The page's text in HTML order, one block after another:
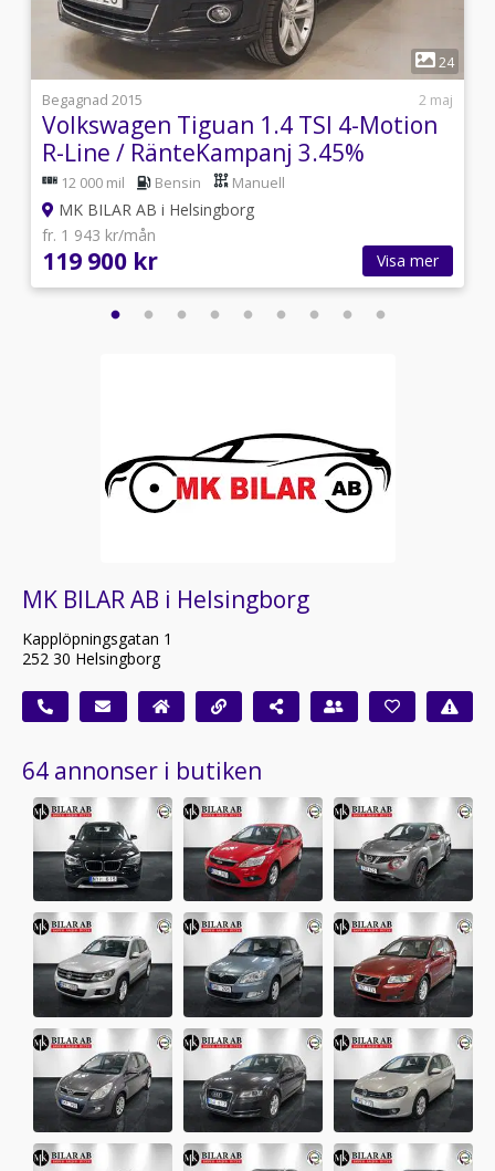
24
Begagnad 2015
2 maj
Volkswagen Tiguan 1.4 TSI 4-Motion
R-Line / RänteKampanj 3.45%
12 000 mil Bensin Manuell
MK BILAR AB i Helsingborg
fr. 1 943 kr/mån
119 900 kr Visa mer
MK BILAR AB i Helsingborg
Kapplöpningsgatan 1
252 30 Helsingborg
64 annonser i butiken